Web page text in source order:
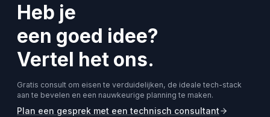
Heb je
een goed idee?
Vertel het ons.
Gratis consult om eisen te verduidelijken, de ideale tech-stack
aan te bevelen en een nauwkeurige planning te maken.
Plan een gesprek met een technisch consultant